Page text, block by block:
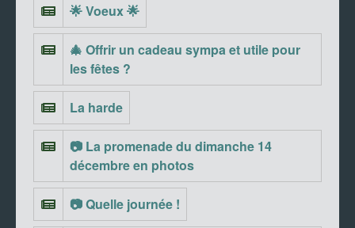
🌟 Voeux 🌟
🎄 Offrir un cadeau sympa et utile pour
les fêtes ?
La harde
📷 La promenade du dimanche 14
décembre en photos
📷 Quelle journée !